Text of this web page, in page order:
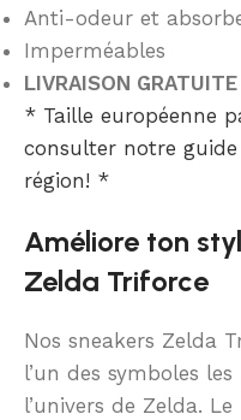
Anti-odeur et
Imperméables
LIVRAISON GRATUITE
* Taille européenne
consulter notre
région! *
Améliore ton
Zelda Triforce
Nos sneakers Zelda
l’un des symboles
l’univers de Zelda.